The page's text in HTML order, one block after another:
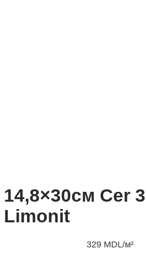
14,8×30см Cer
Limonit
329 MDL/м²